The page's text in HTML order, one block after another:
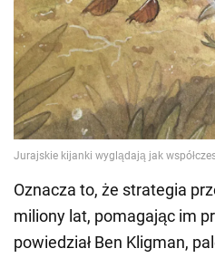
Oznacza to, że strategia
miliony lat, pomagając im
powiedział Ben Kligman,